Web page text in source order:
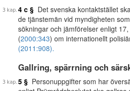
4 c § Det svenska kontaktstället
de tjänstemän vid myndigheten
sökningar och jämförelser enligt
(2000:343) om internationellt
(2011:908).
Gallring, spärrning och
5 § Personuppgifter som har